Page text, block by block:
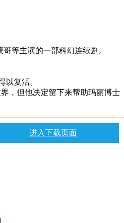
等主演的一部科幻连续剧。
以复活。
，但他决定留下来帮助玛丽博士
进入下载页面